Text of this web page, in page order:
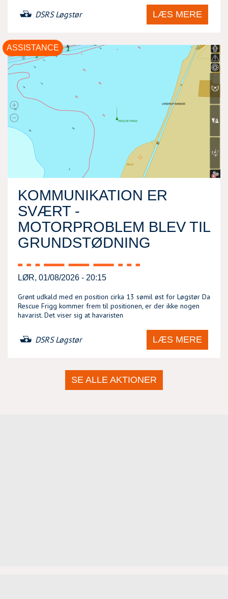
DSRS Løgstør LÆS MERE
KOMMUNIKATION ER
SVÆRT -
MOTORPROBLEM BLEV TIL
GRUNDSTØDNING
LØR, 01/08/2026 - 20:15
Grønt udkald med en position cirka 13 sømil øst for Løgstør Da
Rescue Frigg kommer frem til positionen, er der ikke nogen
havarist. Det viser sig at havaristen
DSRS Løgstør LÆS MERE
ASSISTANCE
SE ALLE AKTIONER